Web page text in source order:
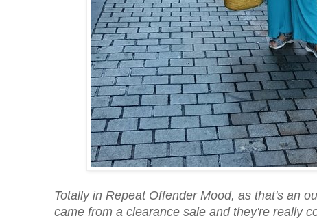
Totally in Repeat Offender Mood, as that's an
came from a clearance sale and they're really